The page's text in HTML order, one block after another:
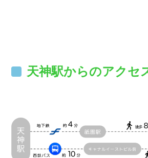
天神駅からのアクセ